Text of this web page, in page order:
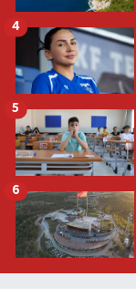
4
5
6